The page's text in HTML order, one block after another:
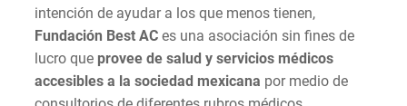
intención de ayudar a los que menos tienen,
Fundación Best AC es una asociación sin fines de
lucro que provee de salud y servicios médicos
accesibles a la sociedad mexicana por medio de